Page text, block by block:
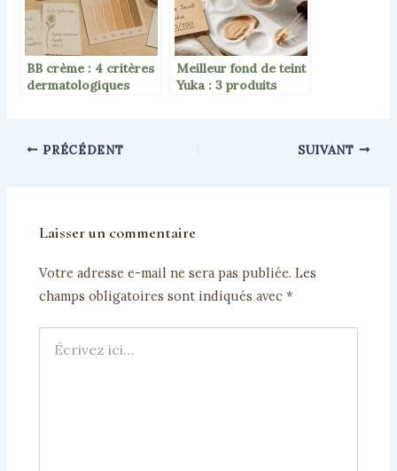
BB crème : 4 critères
dermatologiques
Meilleur fond de teint
Yuka : 3 produits
PRÉCÉDENT
SUIVANT
Laisser un commentaire
Votre adresse e-mail ne sera pas publiée. Les
champs obligatoires sont indiqués avec*
ici…